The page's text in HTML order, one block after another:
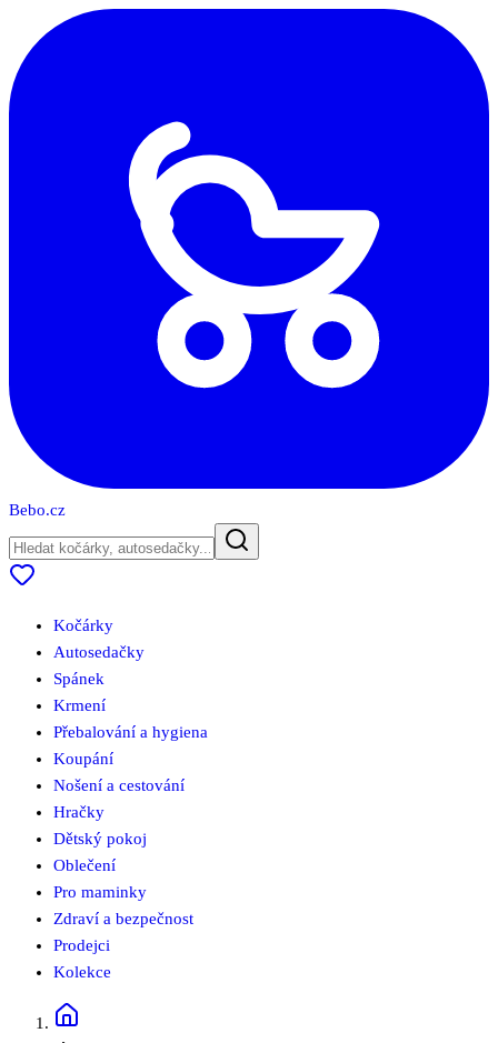
Bebo.cz
Kočárky
Autosedačky
Spánek
Krmení
Přebalování a hygiena
Koupání
Nošení a cestování
Hračky
Dětský pokoj
Oblečení
Pro maminky
Zdraví a bezpečnost
Prodejci
Kolekce